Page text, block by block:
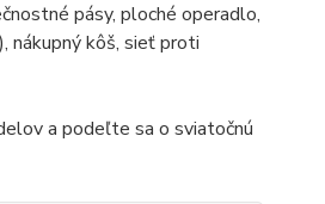
pásy, ploché operadlo,
nákupný kôš, sieť proti
a podeľte sa o sviatočnú